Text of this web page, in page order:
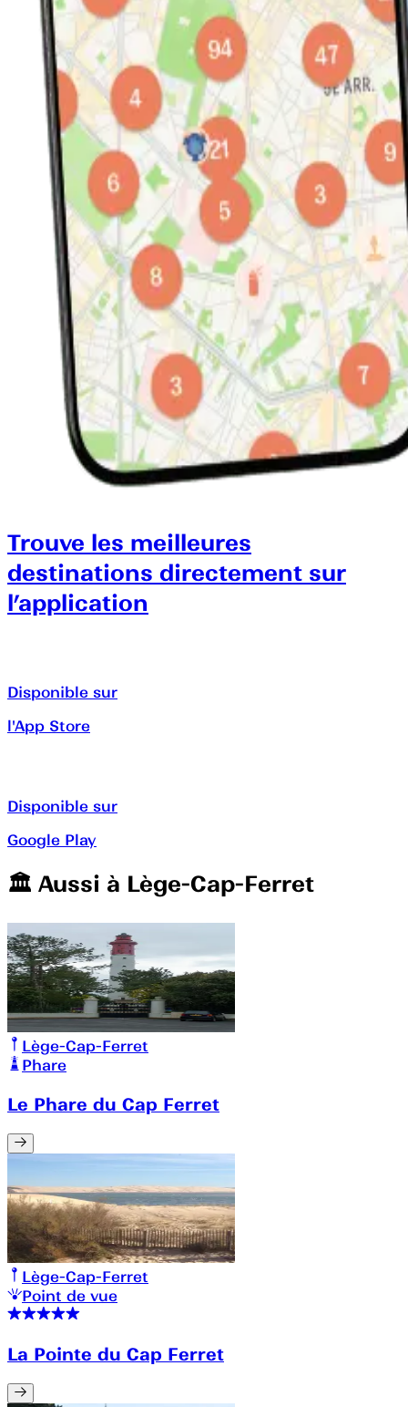
Trouve les meilleures
destinations directement sur
l’application
Disponible sur
l'App Store
Disponible sur
Google Play
🏛️️ Aussi à Lège-Cap-Ferret
Lège-Cap-Ferret
Phare
Le Phare du Cap Ferret
Lège-Cap-Ferret
Point de vue
La Pointe du Cap Ferret